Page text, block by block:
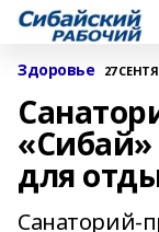
Здоровье 27
«Сибай»
для
Санаторий-